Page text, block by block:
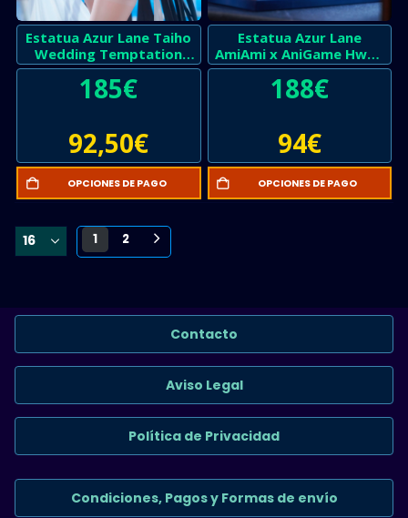
Estatua Azur Lane Taiho
Wedding Temptation
Special Edition –
Seminuevo
185€
92,50€
OPCIONES DE PAGO
Estatua Azur Lane
AmiAmi x AniGame Hwah
Jah The Festive Undead
Version
188€
94€
OPCIONES DE PAGO
1 2
Contacto
Aviso Legal
Política de Privacidad
Condiciones, Pagos y Formas de envío